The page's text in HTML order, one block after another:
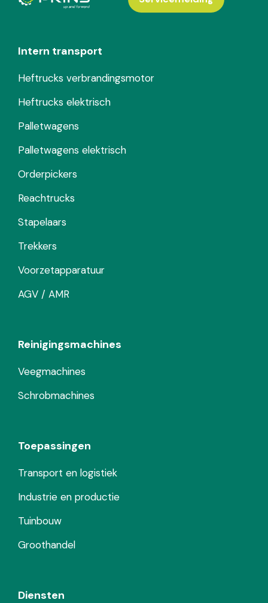
Intern transport
Heftrucks verbrandingsmotor
Heftrucks elektrisch
Palletwagens
Palletwagens elektrisch
Orderpickers
Reachtrucks
Stapelaars
Trekkers
Voorzetapparatuur
AGV / AMR
Reinigingsmachines
Veegmachines
Schrobmachines
Toepassingen
Transport en logistiek
Industrie en productie
Tuinbouw
Groothandel
Diensten